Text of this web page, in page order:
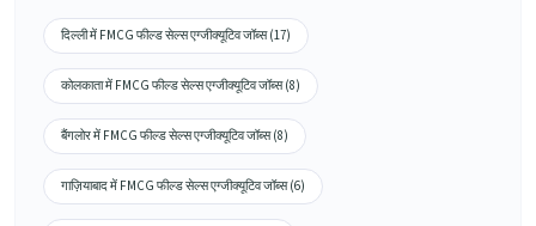
दिल्ली में FMCG फील्ड सेल्स एग्जीक्यूटिव जॉब्स (17)
कोलकाता में FMCG फील्ड सेल्स एग्जीक्यूटिव जॉब्स (8)
बैंगलोर में FMCG फील्ड सेल्स एग्जीक्यूटिव जॉब्स (8)
गाज़ियाबाद में FMCG फील्ड सेल्स एग्जीक्यूटिव जॉब्स (6)